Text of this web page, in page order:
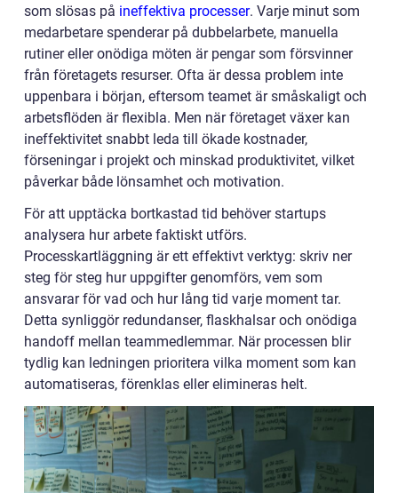
som slösas på ineffektiva processer. Varje minut som
medarbetare spenderar på dubbelarbete, manuella
rutiner eller onödiga möten är pengar som försvinner
från företagets resurser. Ofta är dessa problem inte
uppenbara i början, eftersom teamet är småskaligt och
arbetsflöden är flexibla. Men när företaget växer kan
ineffektivitet snabbt leda till ökade kostnader,
förseningar i projekt och minskad produktivitet, vilket
påverkar både lönsamhet och motivation.
För att upptäcka bortkastad tid behöver startups
analysera hur arbete faktiskt utförs.
Processkartläggning är ett effektivt verktyg: skriv ner
steg för steg hur uppgifter genomförs, vem som
ansvarar för vad och hur lång tid varje moment tar.
Detta synliggör redundanser, flaskhalsar och onödiga
handoff mellan teammedlemmar. När processen blir
tydlig kan ledningen prioritera vilka moment som kan
automatiseras, förenklas eller elimineras helt.